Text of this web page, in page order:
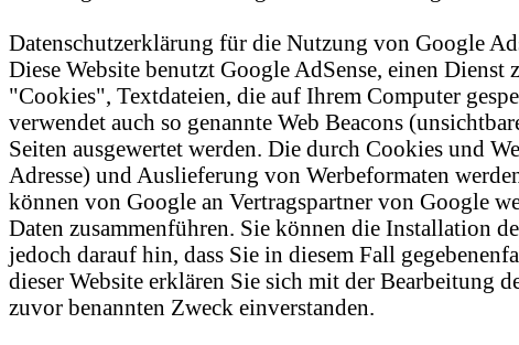
Datenschutzerklärung für die Nutzung von Google
Diese Website benutzt Google AdSense, einen
"Cookies", Textdateien, die auf Ihrem Computer
verwendet auch so genannte Web Beacons
Seiten ausgewertet werden. Die durch Cookies und
Adresse) und Auslieferung von Werbeformaten
können von Google an Vertragspartner von Google
Daten zusammenführen. Sie können die Installation
jedoch darauf hin, dass Sie in diesem Fall
dieser Website erklären Sie sich mit der Bearbeitung
zuvor benannten Zweck einverstanden.